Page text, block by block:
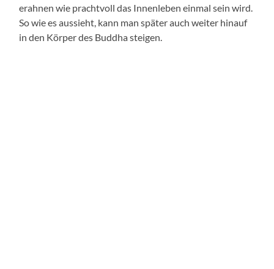
erahnen wie prachtvoll das Innenleben einmal sein wird.
So wie es aussieht, kann man später auch weiter hinauf
in den Körper des Buddha steigen.